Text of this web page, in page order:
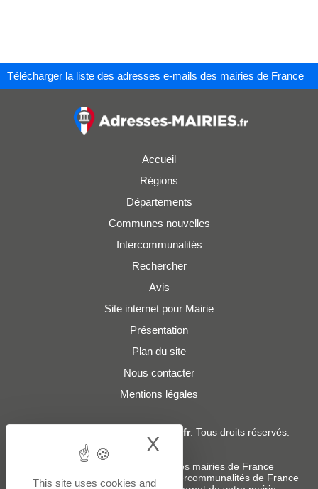
Télécharger la liste des adresses e-mails des mairies de France
Accueil
Régions
Départements
Communes nouvelles
Intercommunalités
Rechercher
Avis
Site internet pour Mairie
Présentation
Plan du site
Nous contacter
Mentions légales
Adresses-Mairies.fr. Tous droits réservés.
Services :
Liste des adresses e-mails des mairies de France
Liste des adresses e-mails des intercommunalités de France
This site uses cookies and
X